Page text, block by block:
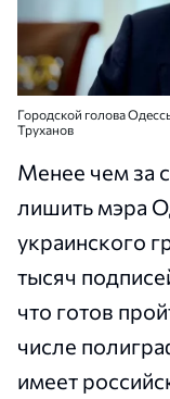
Городской голова
Труханов
Менее чем за
лишить мэра
украинского
тысяч
что готов
числе
имеет